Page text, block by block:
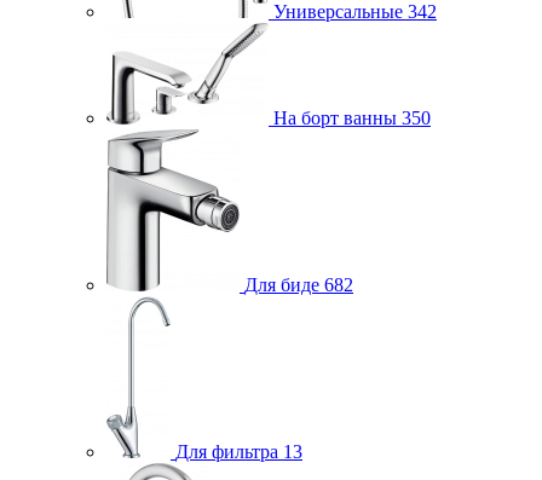
Универсальные 342
На борт ванны 350
Для биде 682
Для фильтра 13